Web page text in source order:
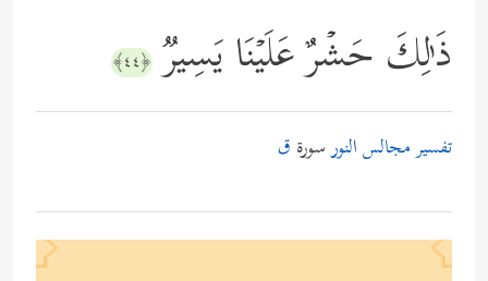
ذَ ٰ⁠لِكَ حَشۡرٌ عَلَیۡنَا یَسِیرࣱ ﴿٤٤﴾
تفسير مجالس النورسورة ق